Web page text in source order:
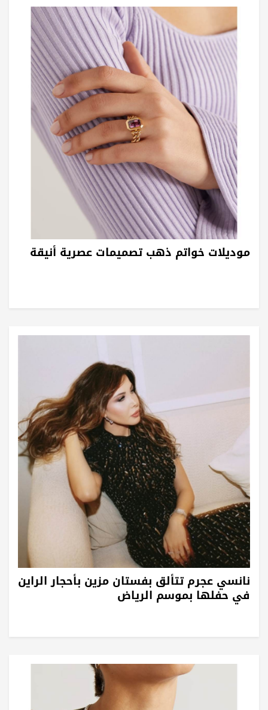
موديلات خواتم ذهب تصميمات عصرية أنيقة
نانسي عجرم تتألق بفستان مزين بأحجار الراين
في حفلها بموسم الرياض